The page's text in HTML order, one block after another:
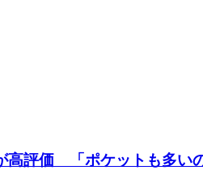
評価 「ポケットも多い